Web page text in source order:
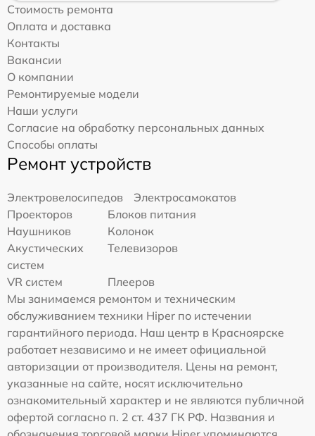
Стоимость ремонта
Оплата и доставка
Контакты
Вакансии
О компании
Ремонтируемые модели
Наши услуги
Согласие на обработку персональных данных
Способы оплаты
Ремонт устройств
Электровелосипедов
Электросамокатов
Проекторов
Блоков питания
Наушников
Колонок
Акустических
систем
Телевизоров
VR систем
Плееров
Мы занимаемся ремонтом и техническим
обслуживанием техники Hiper по истечении
гарантийного периода. Наш центр в Красноярске
работает независимо и не имеет официальной
авторизации от производителя. Цены на ремонт,
указанные на сайте, носят исключительно
ознакомительный характер и не являются публичной
офертой согласно п. 2 ст. 437 ГК РФ. Названия и